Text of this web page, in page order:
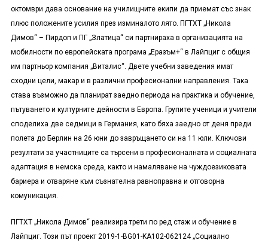
октомври дава основание на училищните екипи да приемат със знак
плюс положените усилия през изминалото лято. ПГТХТ „Никола
Димов“ – Пирдоп и ПГ „Златица“ си партнираха в организацията на
мобилности по европейската програма „Еразъм+“ в Лайпциг с общия
им партньор компания „Виталис“. Двете учебни заведения имат
сходни цели, макар и в различни професионални направления. Така
става възможно да планират заедно периода на практика и обучение,
пътуването и културните дейности в Европа. Групите ученици и учители
споделиха две седмици в Германия, като бяха заедно от деня преди
полета до Берлин на 26 юни до завръщането си на 11 юли. Ключови
резултати за участниците са търсени в професионалната и социалната
адаптация в немска среда, както и намаляване на чуждоезиковата
бариера и отваряне към съзнателна равноправна и отговорна
комуникация.
ПГТХТ „Никола Димов“ реализира трети по ред стаж и обучение в
Лайпциг. Този път проект 2019-1-BG01-KA102-062124 „Социално